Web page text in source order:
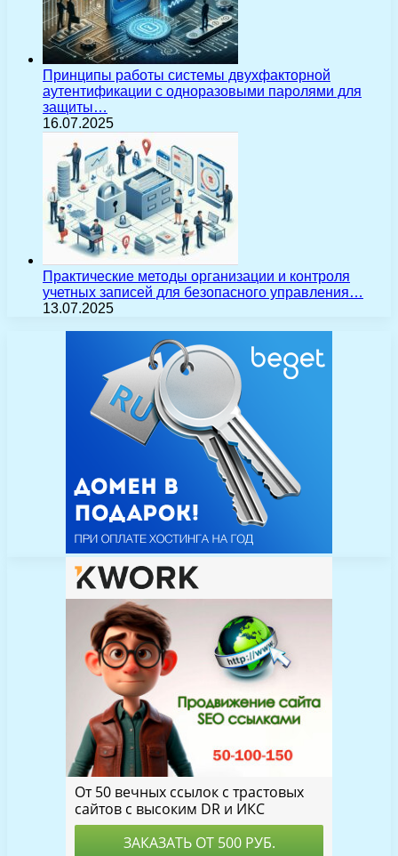
Принципы работы системы двухфакторной
аутентификации с одноразовыми паролями для
защиты…
16.07.2025
Практические методы организации и контроля
учетных записей для безопасного управления…
13.07.2025